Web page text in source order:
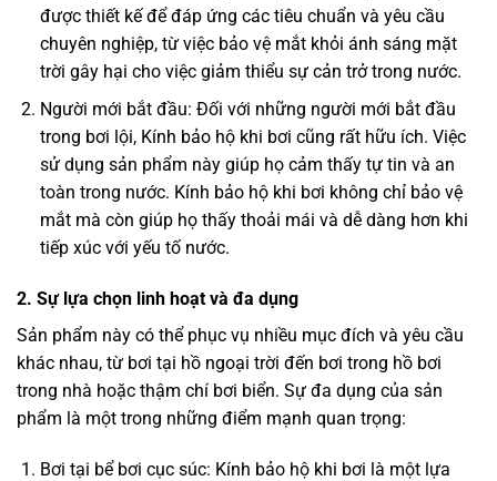
được thiết kế để đáp ứng các tiêu chuẩn và yêu cầu
chuyên nghiệp, từ việc bảo vệ mắt khỏi ánh sáng mặt
trời gây hại cho việc giảm thiểu sự cản trở trong nước.
Người mới bắt đầu: Đối với những người mới bắt đầu
trong bơi lội, Kính bảo hộ khi bơi cũng rất hữu ích. Việc
sử dụng sản phẩm này giúp họ cảm thấy tự tin và an
toàn trong nước. Kính bảo hộ khi bơi không chỉ bảo vệ
mắt mà còn giúp họ thấy thoải mái và dễ dàng hơn khi
tiếp xúc với yếu tố nước.
2. Sự lựa chọn linh hoạt và đa dụng
Sản phẩm này có thể phục vụ nhiều mục đích và yêu cầu
khác nhau, từ bơi tại hồ ngoại trời đến bơi trong hồ bơi
trong nhà hoặc thậm chí bơi biển. Sự đa dụng của sản
phẩm là một trong những điểm mạnh quan trọng:
Bơi tại bể bơi cục súc: Kính bảo hộ khi bơi là một lựa